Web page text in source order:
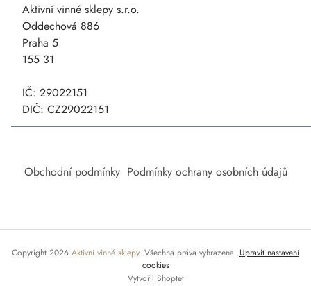
Aktivní vinné sklepy s.r.o.
Oddechová 886
Praha 5
155 31
IČ: 29022151
DIČ: CZ29022151
Obchodní podmínky Podmínky ochrany osobních údajů
Vytvořil Shoptet
Copyright 2026 Aktivní vinné sklepy. Všechna práva vyhrazena. Upravit nastavení
cookies